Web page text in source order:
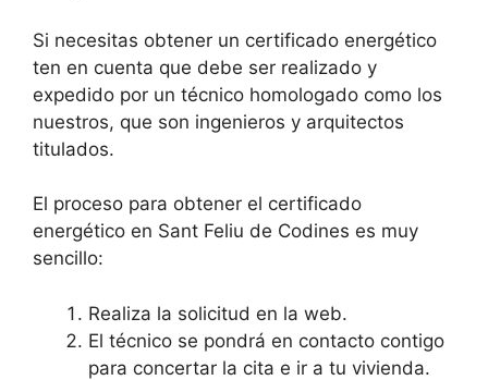
Si necesitas obtener un certificado energético
ten en cuenta que debe ser realizado y
expedido por un técnico homologado como los
nuestros, que son ingenieros y arquitectos
titulados.
El proceso para obtener el certificado
energético en Sant Feliu de Codines es muy
sencillo:
Realiza la solicitud en la web.
El técnico se pondrá en contacto contigo
para concertar la cita e ir a tu vivienda.